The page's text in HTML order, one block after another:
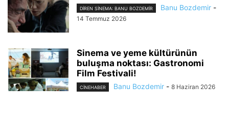
DIREN SINEMA: BANU BOZDEMIR Banu Bozdemir -
14 Temmuz 2026
Sinema ve yeme kültürünün
buluşma noktası: Gastronomi
Film Festivali!
CINEHABER Banu Bozdemir - 8 Haziran 2026